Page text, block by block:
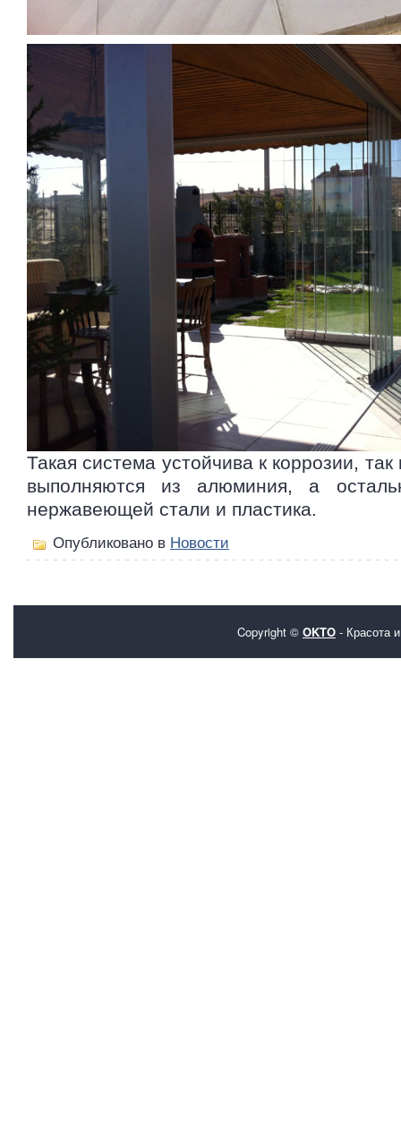
Такая система устойчива к коррозии,
выполняются из алюминия, а
нержавеющей стали и пластика.
Опубликовано в Новости
Copyright © OKTO - Красота